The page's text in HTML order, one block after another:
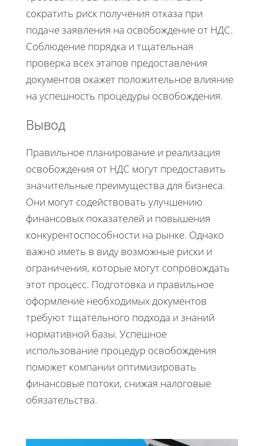
сократить риск получения отказа при
подаче заявления на освобождение от НДС.
Соблюдение порядка и тщательная
проверка всех этапов предоставления
документов окажет положительное влияние
на успешность процедуры освобождения.
Вывод
Правильное планирование и реализация
освобождения от НДС могут предоставить
значительные преимущества для бизнеса.
Они могут содействовать улучшению
финансовых показателей и повышения
конкурентоспособности на рынке. Однако
важно иметь в виду возможные риски и
ограничения, которые могут сопровождать
этот процесс. Подготовка и правильное
оформление необходимых документов
требуют тщательного подхода и знаний
нормативной базы. Успешное
использование процедур освобождения
поможет компании оптимизировать
финансовые потоки, снижая налоговые
обязательства.